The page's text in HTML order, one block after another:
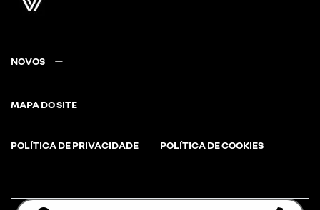
NOVOS
MAPA DO SITE
POLÍTICA DE PRIVACIDADE POLÍTICA DE COOKIES